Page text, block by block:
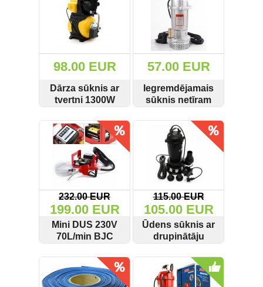
98.00 EUR
Dārza sūknis ar
tvertni 1300W
SKATĪT PIRKT
57.00 EUR
Iegremdējamais
sūknis netīram
KraftDele KD767
SKATĪT PIRKT
232.00 EUR
199.00 EUR
Mini DUS 230V
70L/min BJC
funkcija M66911
SKATĪT PIRKT
115.00 EUR
105.00 EUR
Ūdens sūknis ar
drupinātāju
KD764
SKATĪT PIRKT
Griešanas diski un zāģa asmeņi
Hidrauliskās preses (20)
Instrumentu komplekti (554)
Instrumentu rezerves daļas (37)
Kompresori (157)
Krāsošanas instrumenti (133)
Laivu dzinēji (12)
LED produkti (73)
Metināšanas aparāti un piederumi